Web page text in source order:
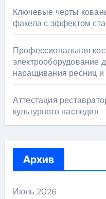
Ключевые черты
факела с эффектом
Профессиональная
электрооборудование
наращивания ресниц
Аттестация
культурного наследия
Архив
Июль 2026